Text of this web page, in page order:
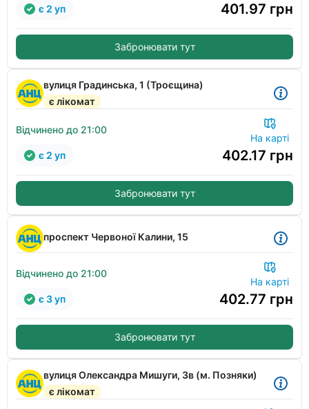
401.97 грн
є 2 уп
Забронювати тут
вулиця Градинська, 1 (Троєщина)
є лікомат
Відчинено до 21:00
На карті
402.17 грн
є 2 уп
Забронювати тут
проспект Червоної Калини, 15
Відчинено до 21:00
На карті
402.77 грн
є 3 уп
Забронювати тут
вулиця Олександра Мишуги, 3в (м. Позняки)
є лікомат